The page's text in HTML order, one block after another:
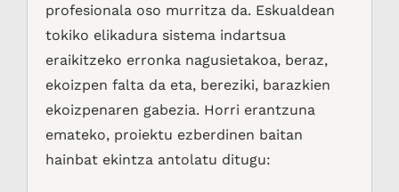
profesionala oso murritza da. Eskualdean
tokiko elikadura sistema indartsua
eraikitzeko erronka nagusietakoa, beraz,
ekoizpen falta da eta, bereziki, barazkien
ekoizpenaren gabezia. Horri erantzuna
emateko, proiektu ezberdinen baitan
hainbat ekintza antolatu ditugu: